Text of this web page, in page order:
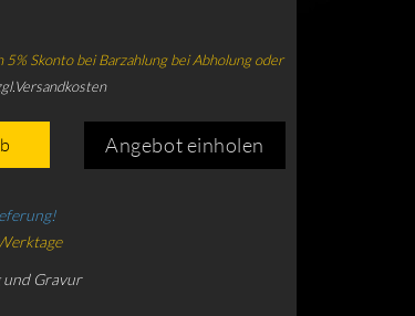
Skonto bei Barzahlung bei Abholung oder
Angebot einholen
und Gravur